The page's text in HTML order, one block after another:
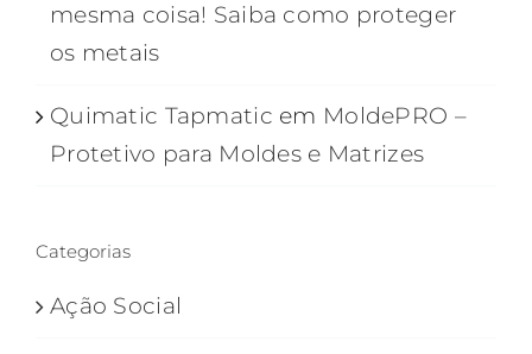
mesma coisa! Saiba como proteger
os metais
Quimatic Tapmatic em MoldePRO –
Protetivo para Moldes e Matrizes
Categorias
Ação Social